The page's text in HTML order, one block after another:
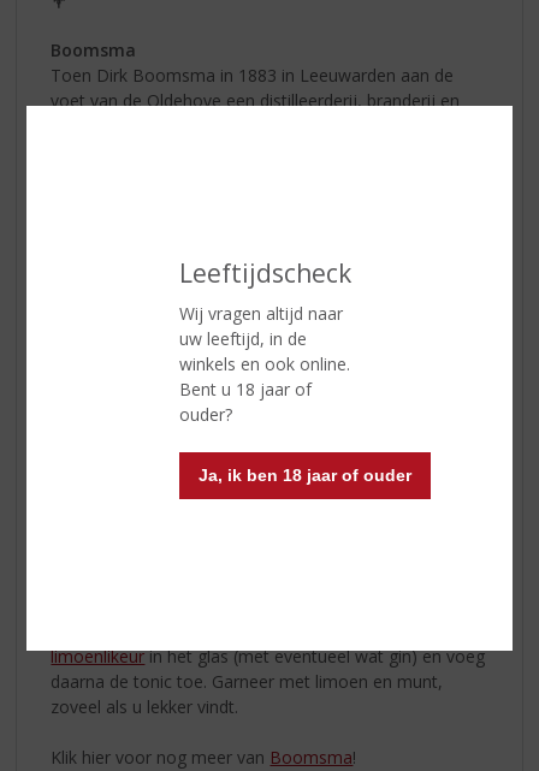
Leeftijdscheck
Wij vragen altijd naar
uw leeftijd, in de
winkels en ook online.
Bent u 18 jaar of
ouder?
Ja, ik ben 18 jaar of ouder
Boomsma
Toen Dirk Boomsma in 1883 in Leeuwarden aan de
voet van de Oldehove een distilleerderij, branderij en
Boomsma Limoen cocktail!
Heerlijk verfrissende cocktail met de
friszoete smaak van limoen en de
kenmerkende smaak van tonic. Voeg
eventueel nog een paar druppen
Boomsma Dry Gin toe voor een extra
50 ml Boomsma Limoenlikeur
limoenlikeurin het glas (met eventueel wat gin) en voeg
daarna de tonic toe. Garneer met limoen en munt,
zoveel als u lekker vindt.
Klik hier voor nog meer van Boomsma!